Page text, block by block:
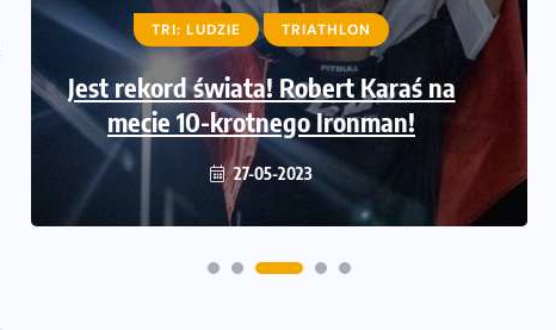
TRI: LUDZIE TRIATHLON
Jest rekord świata! Robert Karaś na
mecie 10-krotnego Ironman!
27-05-2023
LUDZIE TRIATHLON
Adrian Kostera ustanowił rekord
świata w pięciokrotnym IRONMAN!
30-06-2022